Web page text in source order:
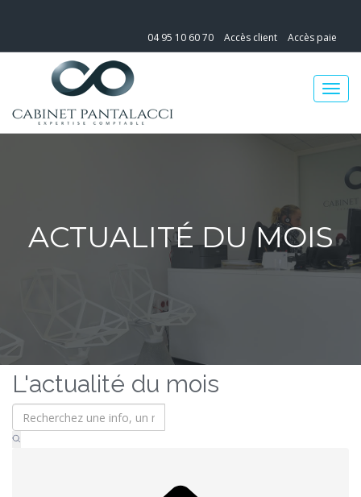
04 95 10 60 70 Accès client Accès paie
ACTUALITÉ DU MOIS
L'actualité du mois